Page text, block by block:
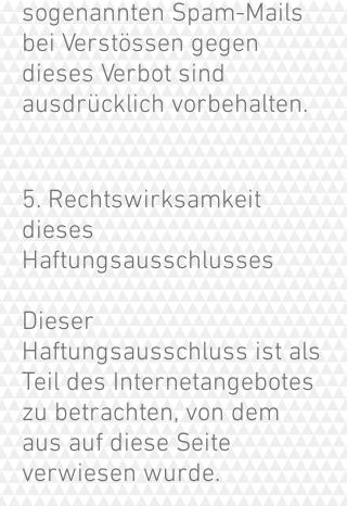
sogenannten Spam-Mails
bei Verstössen gegen
dieses Verbot sind
ausdrücklich vorbehalten.
5. Rechtswirksamkeit
dieses
Haftungsausschlusses
Dieser
Haftungsausschluss ist als
Teil des Internetangebotes
zu betrachten, von dem
aus auf diese Seite
verwiesen wurde.